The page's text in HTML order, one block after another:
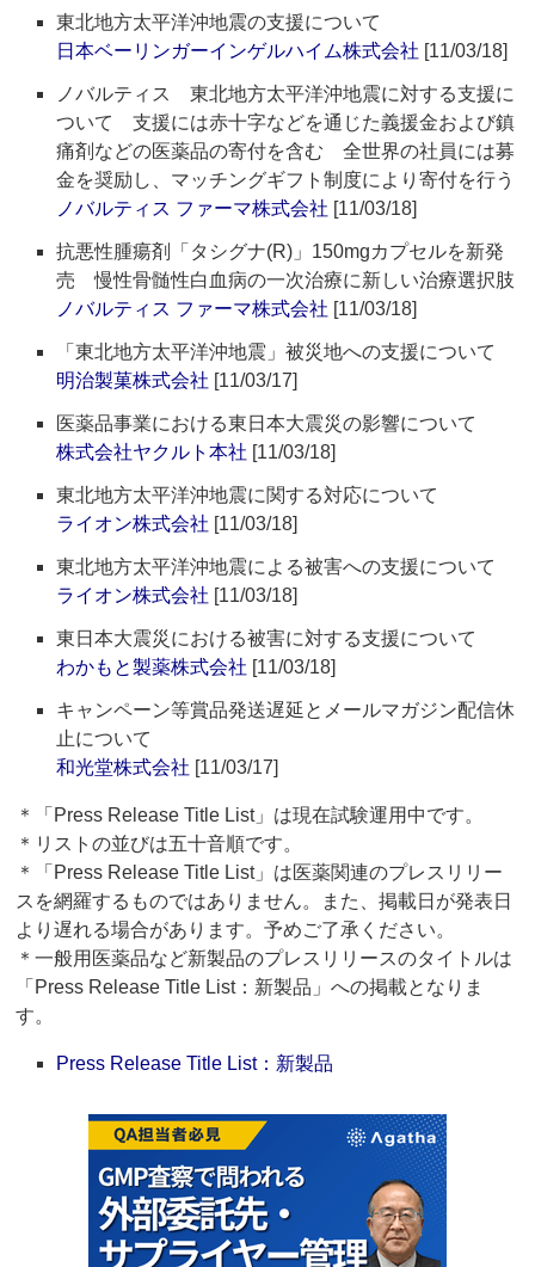
東北地方太平洋沖地震の支援について
日本ベーリンガーインゲルハイム株式会社 [11/03/18]
ノバルティス 東北地方太平洋沖地震に対する支援に
ついて 支援には赤十字などを通じた義援金および鎮
痛剤などの医薬品の寄付を含む 全世界の社員には募
金を奨励し、マッチングギフト制度により寄付を行う
ノバルティス ファーマ株式会社 [11/03/18]
抗悪性腫瘍剤「タシグナ(R)」150mgカプセルを新発
売 慢性骨髄性白血病の一次治療に新しい治療選択肢
ノバルティス ファーマ株式会社 [11/03/18]
「東北地方太平洋沖地震」被災地への支援について
明治製菓株式会社 [11/03/17]
医薬品事業における東日本大震災の影響について
株式会社ヤクルト本社 [11/03/18]
東北地方太平洋沖地震に関する対応について
ライオン株式会社 [11/03/18]
東北地方太平洋沖地震による被害への支援について
ライオン株式会社 [11/03/18]
東日本大震災における被害に対する支援について
わかもと製薬株式会社 [11/03/18]
キャンペーン等賞品発送遅延とメールマガジン配信休
止について
和光堂株式会社 [11/03/17]
＊「Press Release Title List」は現在試験運用中です。
＊リストの並びは五十音順です。
＊「Press Release Title List」は医薬関連のプレスリリー
スを網羅するものではありません。また、掲載日が発表日
より遅れる場合があります。予めご了承ください。
＊一般用医薬品など新製品のプレスリリースのタイトルは
「Press Release Title List：新製品」への掲載となりま
す。
Press Release Title List：新製品